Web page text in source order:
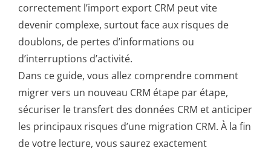
correctement l’import export CRM peut vite
devenir complexe, surtout face aux risques de
doublons, de pertes d’informations ou
d’interruptions d’activité.
Dans ce guide, vous allez comprendre comment
migrer vers un nouveau CRM étape par étape,
sécuriser le transfert des données CRM et anticiper
les principaux risques d’une migration CRM. À la fin
de votre lecture, vous saurez exactement